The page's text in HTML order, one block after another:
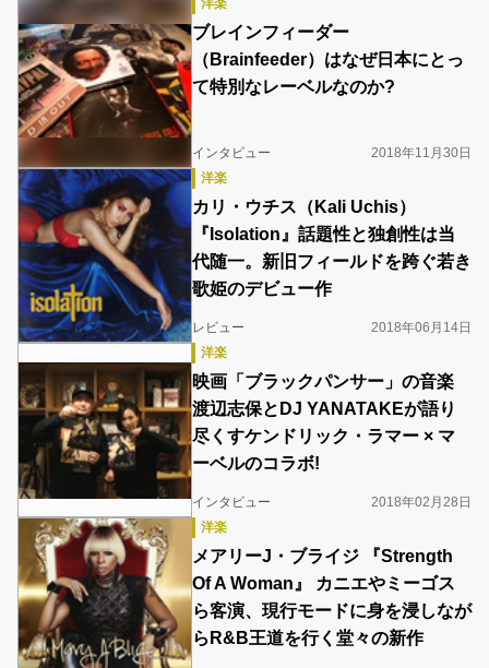
洋楽
ブレインフィーダー
（Brainfeeder）はなぜ日本にとっ
て特別なレーベルなのか?
インタビュー
2018年11月30日
洋楽
カリ・ウチス（Kali Uchis）
『Isolation』話題性と独創性は当
代随一。新旧フィールドを跨ぐ若き
歌姫のデビュー作
レビュー
2018年06月14日
洋楽
映画「ブラックパンサー」の音楽
渡辺志保とDJ YANATAKEが語り
尽くすケンドリック・ラマー × マ
ーベルのコラボ!
インタビュー
2018年02月28日
洋楽
メアリーJ・ブライジ 『Strength
Of A Woman』 カニエやミーゴス
ら客演、現行モードに身を浸しなが
らR&B王道を行く堂々の新作